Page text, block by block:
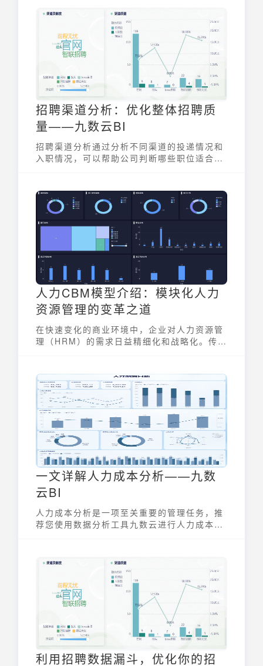
招聘渠道分析：优化整体招聘质
量——九数云BI
招聘渠道分析通过分析不同渠道的投递情况和
入职情况，可以帮助公司判断哪些职位适合使
人力CBM模型介绍：模块化人力
资源管理的变革之道
在快速变化的商业环境中，企业对人力资源管
理（HRM）的需求日益精细化和战略化。传统
九数云BI 深入研究发现，人力CBM模型介绍
通过模块化和组件化的方式，为人力资源管理
带来了全新的变革，助力企业实现更高效、更
具战略性的人力资源管理。
一文详解人力成本分析——九数
云BI
人力成本分析是一项至关重要的管理任务，推
荐您使用数据分析工具九数云进行人力成本分
利用招聘数据漏斗，优化你的招